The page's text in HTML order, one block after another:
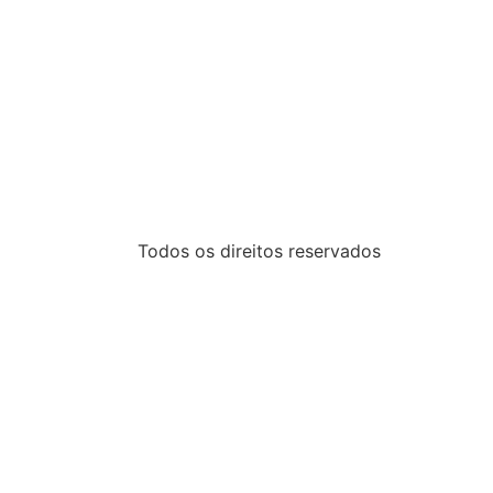
Todos os direitos reservados